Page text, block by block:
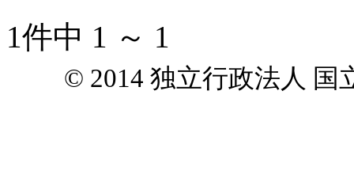
1件中 1 ～ 1
© 2014 独立行政法人 国